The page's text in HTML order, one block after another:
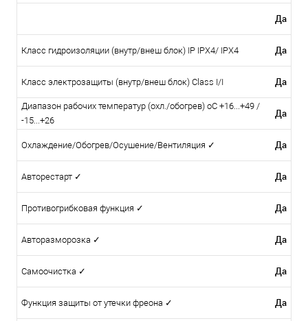
Да
Класс гидроизоляции (внутр/внеш блок) IP IPX4/ IPX4 Да
Класс электрозащиты (внутр/внеш блок) Class I/I Да
Диапазон рабочих температур (охл./обогрев) oC +16...+49 /
-15...+26
Да
Охлаждение/Обогрев/Осушение/Вентиляция ✓ Да
Авторестарт ✓ Да
Противогрибковая функция ✓ Да
Авторазморозка ✓ Да
Самоочистка ✓ Да
Функция защиты от утечки фреона ✓ Да